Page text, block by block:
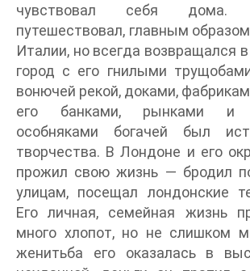
чувствовал себя
путешествовал, главным
Италии, но всегда возвращался
город с его гнилыми
вонючей рекой, доками,
его банками, рынками и
особняками богачей был
творчества. В Лондоне и его
прожил свою жизнь — бродил
улицам, посещал лондонские
Его личная, семейная жизнь
много хлопот, но не слишком
женитьба его оказалась в